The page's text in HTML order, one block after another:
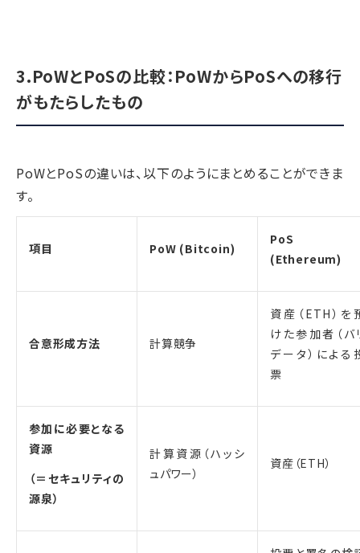
3.PoWとPoSの比較：PoWからPoSへの移行
がもたらしたもの
PoWとPoSの違いは、以下のようにまとめることができま
す。
項目 PoW (Bitcoin)
PoS
(Ethereum)
合意形成方法 計算競争
資産（ETH）を
けた参加者（バ
データ）による
票
参加に必要となる
資源
（＝セキュリティの
源泉）
計算資源（ハッシ
ュパワー）
資産（ETH）